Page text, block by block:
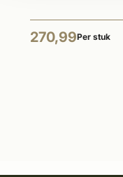
270,99Per stuk